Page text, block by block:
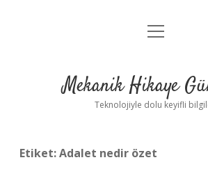
Anasayfa
Yasal Uyarı
menüyü
Mekanik Hikaye
Teknolojiyle dolu keyifli
Etiket:Adalet nedir özet